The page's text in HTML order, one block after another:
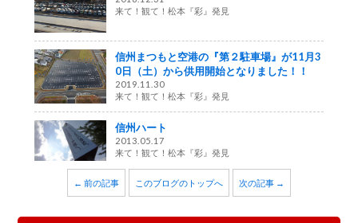
来て！観て！松本『彩』発見
信州まつもと空港の『第２駐車場』が11月3
0日（土）から供用開始となりました！！
2019.11.30
来て！観て！松本『彩』発見
信州ハート
2013.05.17
来て！観て！松本『彩』発見
← 前の記事 このブログのトップへ 次の記事 →